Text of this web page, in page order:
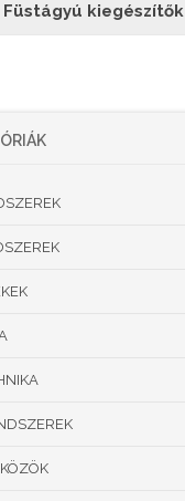
Füstágyú kiegészítők